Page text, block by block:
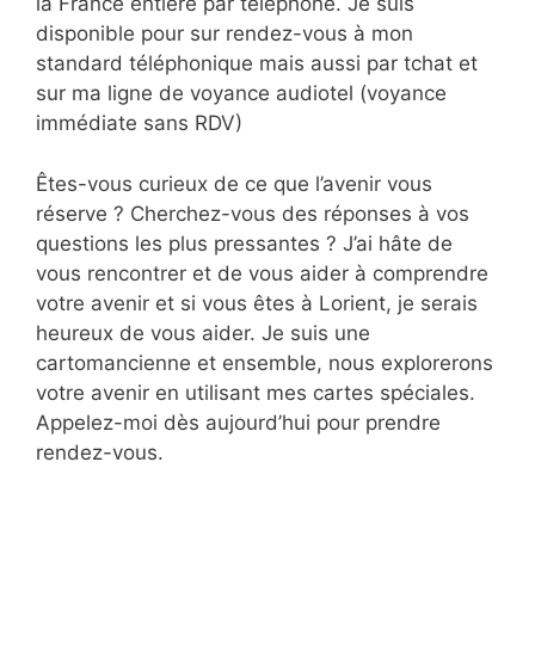
disponible pour sur rendez-vous à mon
standard téléphonique mais aussi par tchat et
sur ma ligne de voyance audiotel (voyance
immédiate sans RDV)
Êtes-vous curieux de ce que l’avenir vous
réserve ? Cherchez-vous des réponses à vos
questions les plus pressantes ? J’ai hâte de
vous rencontrer et de vous aider à comprendre
votre avenir et si vous êtes à Lorient, je serais
heureux de vous aider. Je suis une
cartomancienne et ensemble, nous explorerons
votre avenir en utilisant mes cartes spéciales.
Appelez-moi dès aujourd’hui pour prendre
rendez-vous.